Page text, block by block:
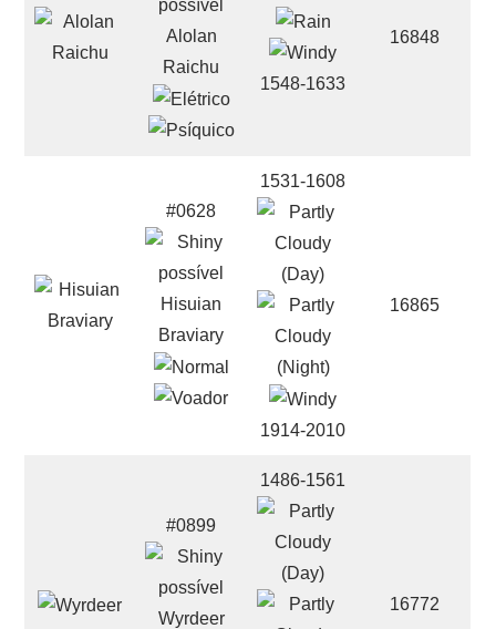
Alolan
Raichu
1548-1633
16848
#0628
Hisuian
Braviary
1531-1608
1914-2010
16865
#0899
Wyrdeer
1486-1561
16772